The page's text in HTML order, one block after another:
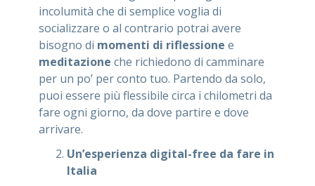
incolumità che di semplice voglia di
socializzare o al contrario potrai avere
bisogno di momenti di riflessione e
meditazione che richiedono di camminare
per un po’ per conto tuo. Partendo da solo,
puoi essere più flessibile circa i chilometri da
fare ogni giorno, da dove partire e dove
arrivare.
Un’esperienza digital-free da fare in
Italia